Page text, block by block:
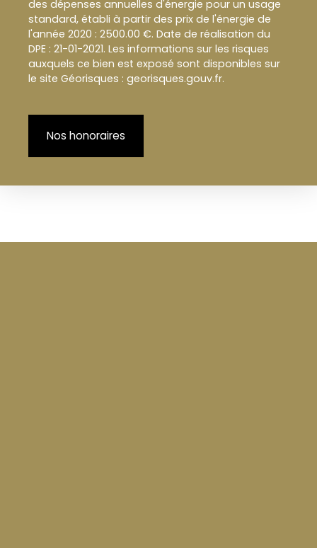
des dépenses annuelles d'énergie pour un usage
standard, établi à partir des prix de l'énergie de
l'année 2020 : 2500.00 €. Date de réalisation du
DPE : 21-01-2021. Les informations sur les risques
auxquels ce bien est exposé sont disponibles sur
le site Géorisques : georisques.gouv.fr.
Nos honoraires